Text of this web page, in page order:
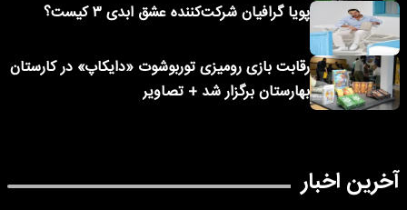
پویا گرافیان شرکت‌کننده عشق ابدی ۳ کیست؟
رقابت بازی رومیزی توربوشوت «دایکاپ» در کارستان
بهارستان برگزار شد + تصاویر
آخرین اخبار